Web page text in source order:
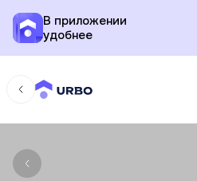
В приложении
удобнее